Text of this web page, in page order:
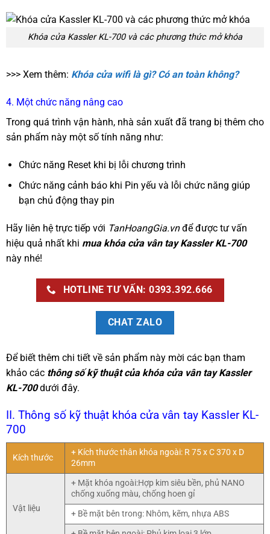
Khóa cửa Kassler KL-700 và các phương thức mở khóa
>>> Xem thêm: Khóa cửa wifi là gì? Có an toàn không?
4. Một chức năng nâng cao
Trong quá trình vận hành, nhà sản xuất đã trang bị thêm cho
sản phẩm này một số tính năng như:
Chức năng Reset khi bị lỗi chương trình
Chức năng cảnh báo khi Pin yếu và lỗi chức năng giúp
bạn chủ động thay pin
Hãy liên hệ trực tiếp với TanHoangGia.vnđể được tư vấn
hiệu quả nhất khi mua khóa cửa vân tay Kassler KL-700
này nhé!
HOTLINE TƯ VẤN: 0393.392.666
CHAT ZALO
Để biết thêm chi tiết về sản phẩm này mời các bạn tham
khảo các thông số kỹ thuật của khóa cửa vân tay Kassler
KL-700dưới đây.
II. Thông số kỹ thuật khóa cửa vân tay Kassler KL-
700
Kích thước
+ Kích thước thân khóa ngoài: R 75 x C 370 x D
26mm
Vật liệu
+ Mặt khóa ngoài:Hợp kim siêu bền, phủ NANO
chống xuống màu, chống hoen gỉ
+ Bề mặt bên trong: Nhôm, kẽm, nhựa ABS